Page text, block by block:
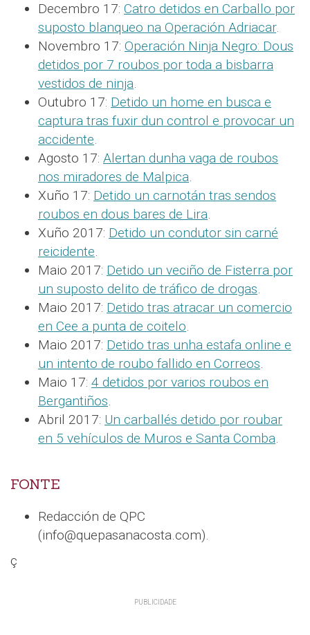
Decembro 17: Catro detidos en Carballo por
suposto blanqueo na Operación Adriacar.
Novembro 17: Operación Ninja Negro: Dous
detidos por 7 roubos por toda a bisbarra
vestidos de ninja.
Outubro 17: Detido un home en busca e
captura tras fuxir dun control e provocar un
accidente.
Agosto 17: Alertan dunha vaga de roubos
nos miradores de Malpica.
Xuño 17: Detido un carnotán tras sendos
roubos en dous bares de Lira.
Xuño 2017: Detido un condutor sin carné
reicidente.
Maio 2017: Detido un veciño de Fisterra por
un suposto delito de tráfico de drogas.
Maio 2017: Detido tras atracar un comercio
en Cee a punta de coitelo.
Maio 2017: Detido tras unha estafa online e
un intento de roubo fallido en Correos.
Maio 17: 4 detidos por varios roubos en
Bergantiños.
Abril 2017: Un carballés detido por roubar
en 5 vehículos de Muros e Santa Comba.
FONTE
Redacción de QPC
(info@quepasanacosta.com).
ç